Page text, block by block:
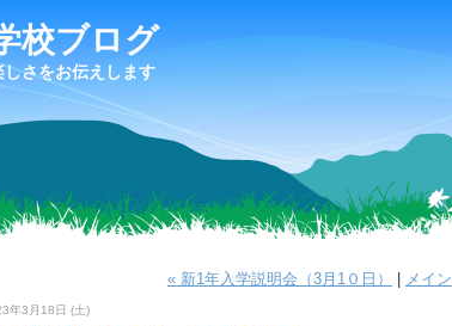
校ブログ
さをお伝えします
« 新1年入学説明会（3月1０日） メイン
年3月18日 (土)